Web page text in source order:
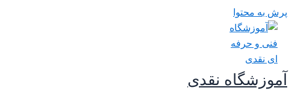
پرش به محتوا
آموزشگاه نقدی